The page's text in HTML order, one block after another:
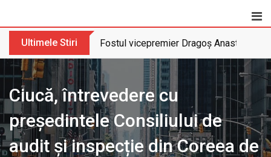
Ultimele Stiri Fostul vicepremier Dragoș Anastasiu
Ciucă, întrevedere cu
președintele Consiliului de
audit și inspecție din Coreea de